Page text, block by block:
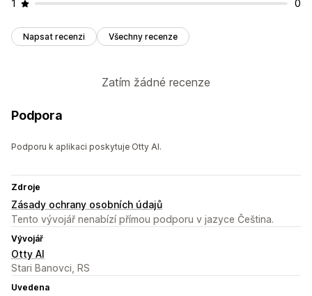
1 0
Napsat recenzi Všechny recenze
Zatím žádné recenze
Podpora
Podporu k aplikaci poskytuje Otty AI.
Zdroje
Zásady ochrany osobních údajů
Tento vývojář nenabízí přímou podporu v jazyce Čeština.
Vývojář
Otty AI
Stari Banovci, RS
Uvedena